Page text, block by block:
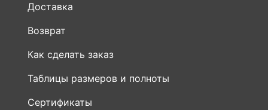
Доставка
Возврат
Как сделать заказ
Таблицы размеров и полноты
Сертификаты